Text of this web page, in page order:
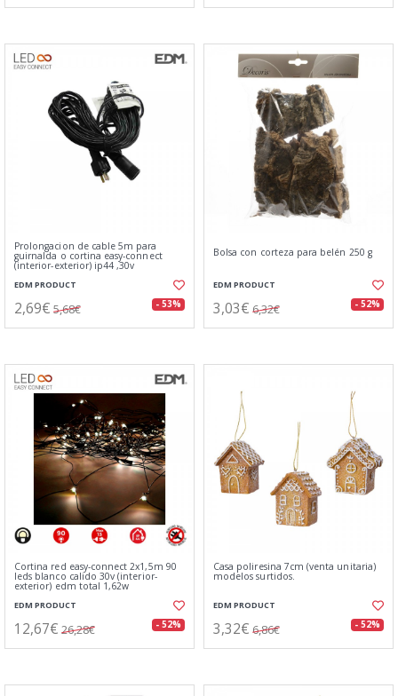
Prolongacion de cable 5m para
guirnalda o cortina easy-connect
(interior-exterior) ip44 ,30v
EDM PRODUCT
2,69€ 5,68€ - 53%
Bolsa con corteza para belén 250 g
EDM PRODUCT
3,03€ 6,32€ - 52%
Cortina red easy-connect 2x1,5m 90
leds blanco calido 30v (interior-
exterior) edm total 1,62w
EDM PRODUCT
12,67€ 26,28€ - 52%
Casa poliresina 7cm (venta unitaria)
modelos surtidos.
EDM PRODUCT
3,32€ 6,86€ - 52%